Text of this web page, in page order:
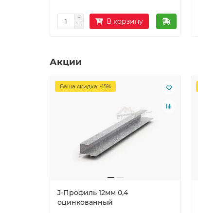
В корзину
Акции
Ваша скидка: -15%
J-Профиль 12мм 0,4
оцинкованный